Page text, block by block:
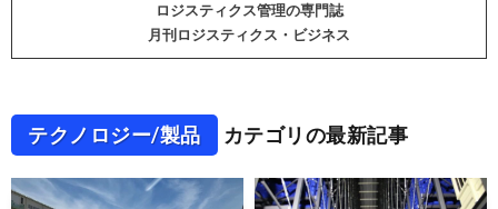
ロジスティクス管理の専門誌
月刊ロジスティクス・ビジネス
テクノロジー/製品 カテゴリの最新記事